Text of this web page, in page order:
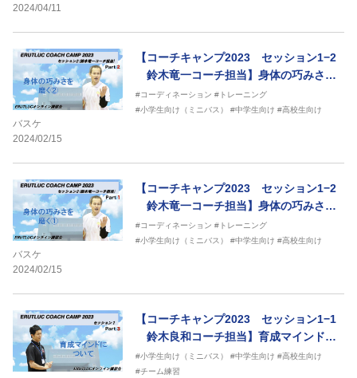
2024/04/11
バスケ
2024/02/15
【コーチキャンプ2023 セッション1−2
鈴木竜一コーチ担当】身体の巧みさを
磨く②
#コーディネーション #トレーニング
#小学生向け（ミニバス）
#中学生向け #高校生向け
バスケ
2024/02/15
【コーチキャンプ2023 セッション1−2
鈴木竜一コーチ担当】身体の巧みさを
磨く①
#コーディネーション #トレーニング
#小学生向け（ミニバス）
#中学生向け #高校生向け
【コーチキャンプ2023 セッション1−1
鈴木良和コーチ担当】育成マインドに
ついて
#小学生向け（ミニバス） #中学生向け #高校生向け
#チーム練習